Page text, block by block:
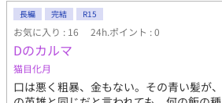
長編 完結 R15
お気に入り : 16 24h.ポイント : 0
Dのカルマ
猫目化月
口は悪く粗暴、金もない。その青い髪が